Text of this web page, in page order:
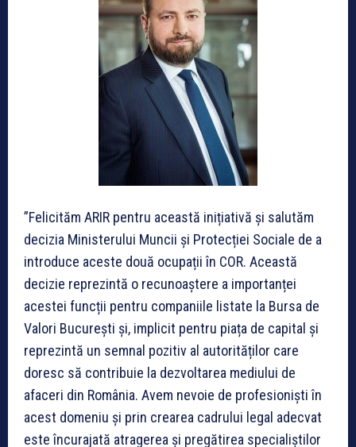
”Felicităm ARIR pentru această inițiativă și salutăm
decizia Ministerului Muncii și Protecției Sociale de a
introduce aceste două ocupații în COR. Această
decizie reprezintă o recunoaștere a importanței
acestei funcții pentru companiile listate la Bursa de
Valori București și, implicit pentru piața de capital și
reprezintă un semnal pozitiv al autorităților care
doresc să contribuie la dezvoltarea mediului de
afaceri din România. Avem nevoie de profesioniști în
acest domeniu și prin crearea cadrului legal adecvat
este încurajată atragerea și pregătirea specialiștilor